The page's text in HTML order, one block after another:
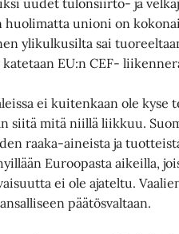
uudet tulonsiirto- ja
huolimatta unioni on
ylikulkusilta sai
EU:n CEF-
ei kuitenkaan ole kyse
siitä mitä niillä liikkuu.
raaka-aineista ja
Euroopasta aikeilla,
ei ole ajateltu.
päätösvaltaan.